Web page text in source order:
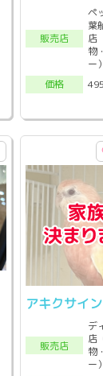
販売店
ペ
葉
店
物
ー）
価格
アキクサイ
販売店
デ
店
物
ー）